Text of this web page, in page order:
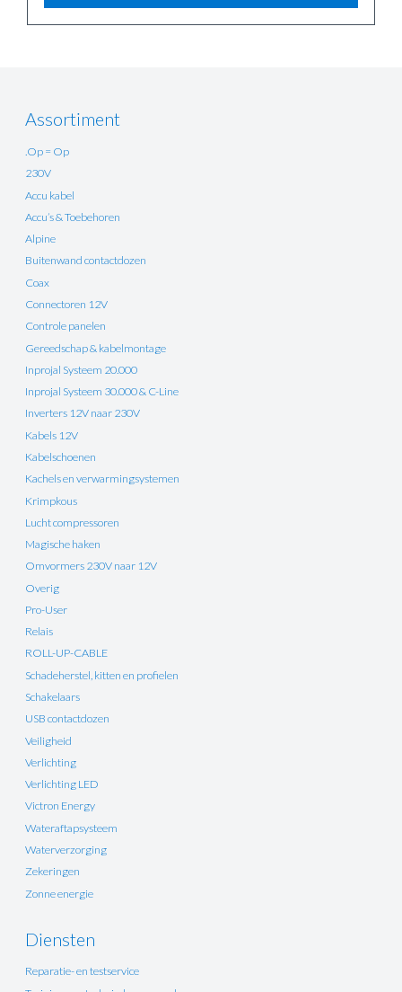
Assortiment
.Op = Op
230V
Accu kabel
Accu’s & Toebehoren
Alpine
Buitenwand contactdozen
Coax
Connectoren 12V
Controle panelen
Gereedschap & kabelmontage
Inprojal Systeem 20.000
Inprojal Systeem 30.000 & C-Line
Inverters 12V naar 230V
Kabels 12V
Kabelschoenen
Kachels en verwarmingsystemen
Krimpkous
Lucht compressoren
Magische haken
Omvormers 230V naar 12V
Overig
Pro-User
Relais
ROLL-UP-CABLE
Schadeherstel, kitten en profielen
Schakelaars
USB contactdozen
Veiligheid
Verlichting
Verlichting LED
Victron Energy
Wateraftapsysteem
Waterverzorging
Zekeringen
Zonne energie
Diensten
Reparatie- en testservice